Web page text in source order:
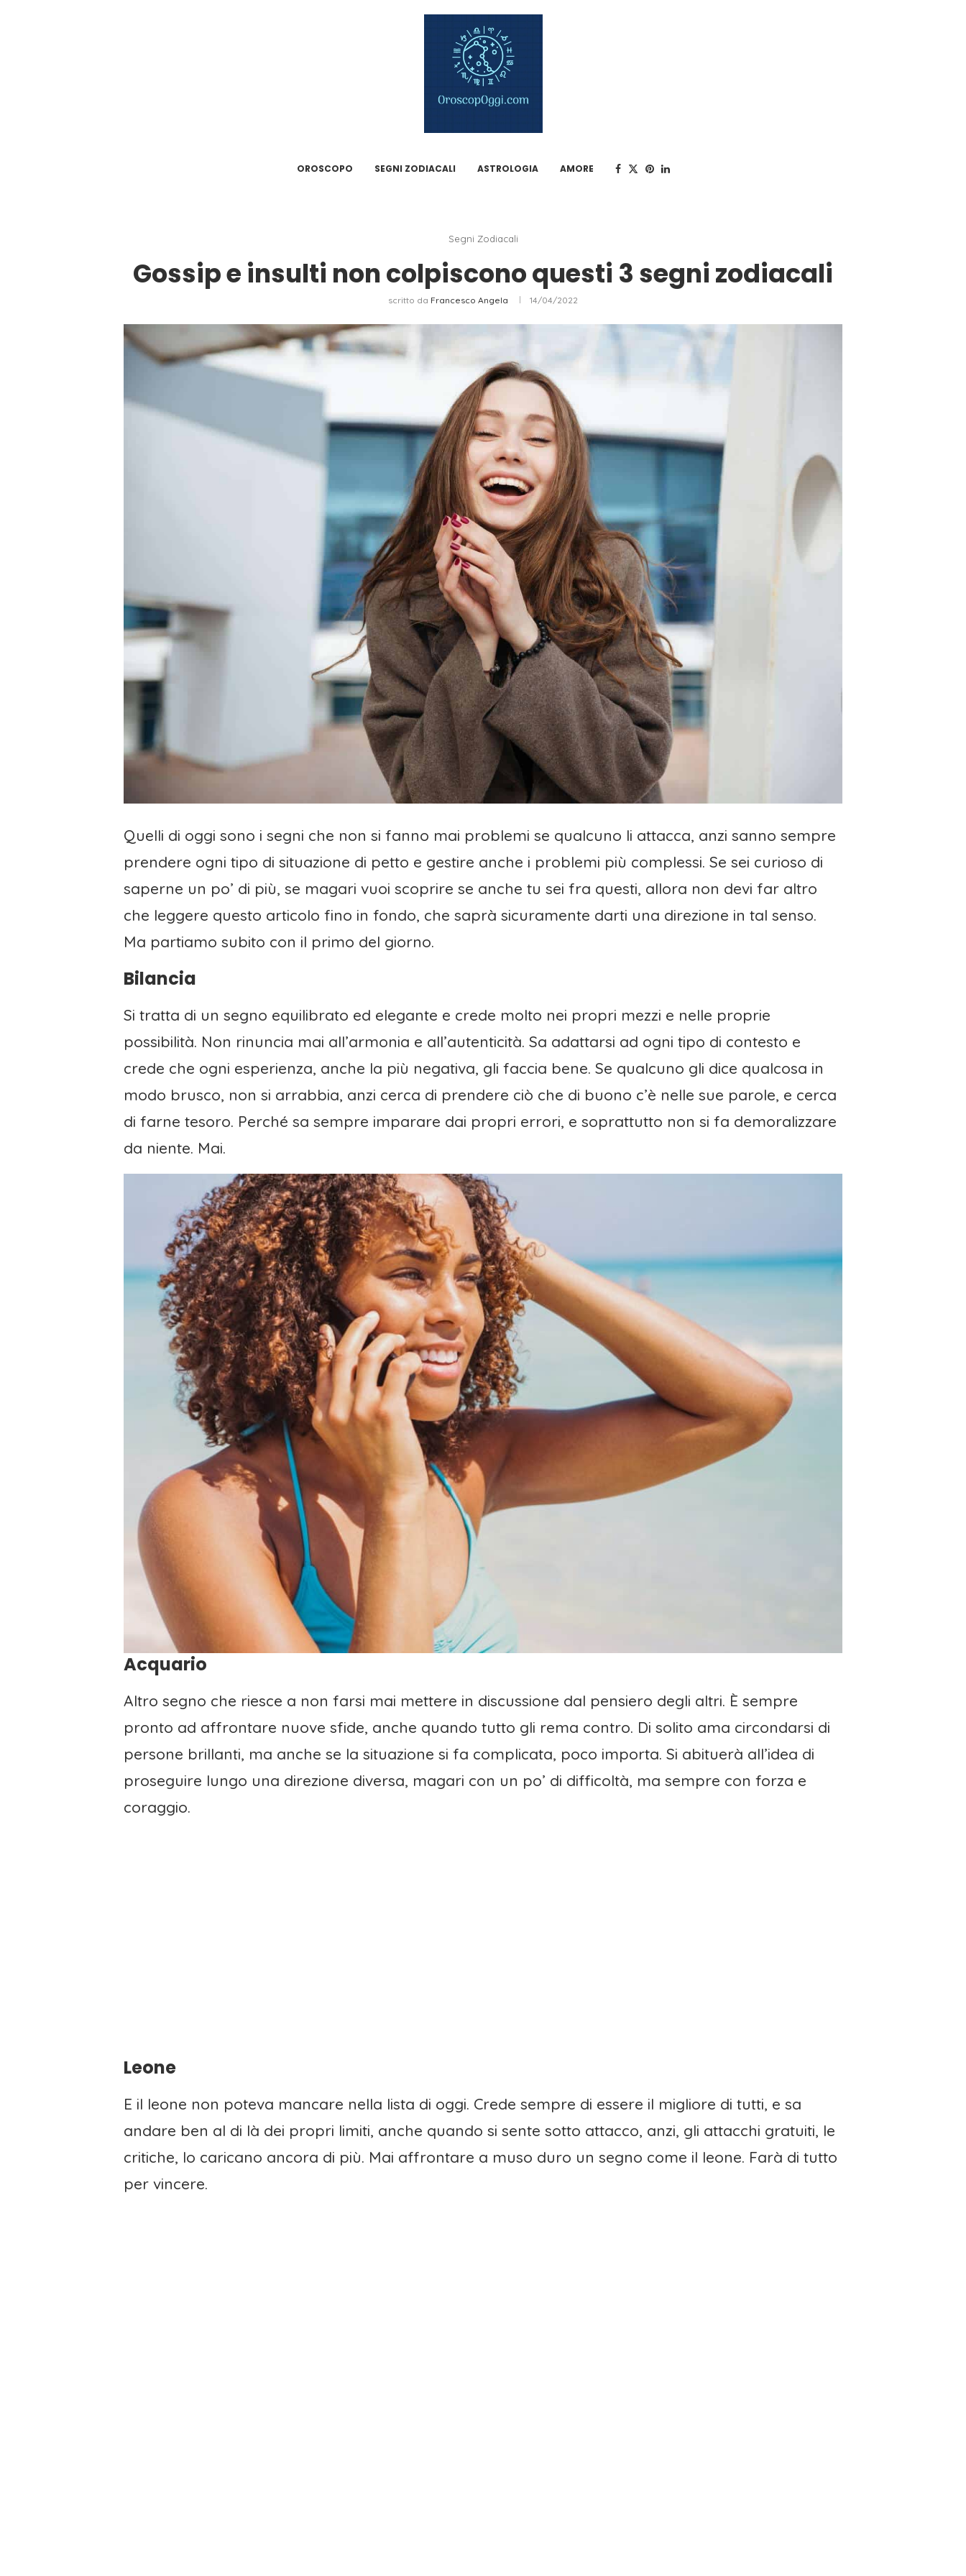
OROSCOPO SEGNI ZODIACALI ASTROLOGIA AMORE
Segni Zodiacali
Gossip e insulti non colpiscono questi 3 segni zodiacali
scritto da Francesco Angela 14/04/2022
Quelli di oggi sono i segni che non si fanno mai problemi se qualcuno li attacca, anzi sanno sempre
prendere ogni tipo di situazione di petto e gestire anche i problemi più complessi. Se sei curioso di
saperne un po’ di più, se magari vuoi scoprire se anche tu sei fra questi, allora non devi far altro
che leggere questo articolo fino in fondo, che saprà sicuramente darti una direzione in tal senso.
Ma partiamo subito con il primo del giorno.
Bilancia
Si tratta di un segno equilibrato ed elegante e crede molto nei propri mezzi e nelle proprie
possibilità. Non rinuncia mai all’armonia e all’autenticità. Sa adattarsi ad ogni tipo di contesto e
crede che ogni esperienza, anche la più negativa, gli faccia bene. Se qualcuno gli dice qualcosa in
modo brusco, non si arrabbia, anzi cerca di prendere ciò che di buono c’è nelle sue parole, e cerca
di farne tesoro. Perché sa sempre imparare dai propri errori, e soprattutto non si fa demoralizzare
da niente. Mai.
Acquario
Altro segno che riesce a non farsi mai mettere in discussione dal pensiero degli altri. È sempre
pronto ad affrontare nuove sfide, anche quando tutto gli rema contro. Di solito ama circondarsi di
persone brillanti, ma anche se la situazione si fa complicata, poco importa. Si abituerà all’idea di
proseguire lungo una direzione diversa, magari con un po’ di difficoltà, ma sempre con forza e
coraggio.
Leone
E il leone non poteva mancare nella lista di oggi. Crede sempre di essere il migliore di tutti, e sa
andare ben al di là dei propri limiti, anche quando si sente sotto attacco, anzi, gli attacchi gratuiti, le
critiche, lo caricano ancora di più. Mai affrontare a muso duro un segno come il leone. Farà di tutto
per vincere.